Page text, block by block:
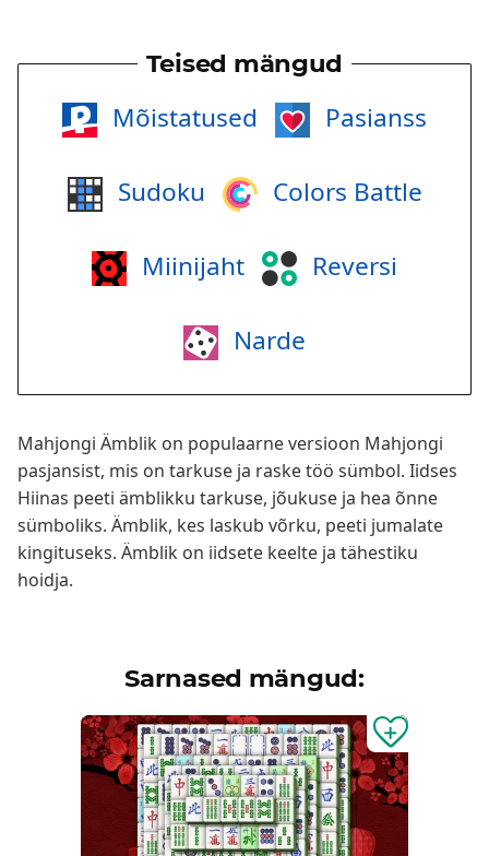
Teised mängud
Mõistatused Pasianss
Sudoku Colors Battle
Miinijaht Reversi
Narde
Mahjongi Ämblik on populaarne versioon Mahjongi
pasjansist, mis on tarkuse ja raske töö sümbol. Iidses
Hiinas peeti ämblikku tarkuse, jõukuse ja hea õnne
sümboliks. Ämblik, kes laskub võrku, peeti jumalate
kingituseks. Ämblik on iidsete keelte ja tähestiku
hoidja.
Sarnased mängud: